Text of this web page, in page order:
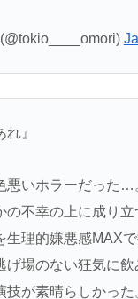
れ』
悪いホラーだった…
の不幸の上に成り
生理的嫌悪感MAX
げ場のない狂気に飲
技が素晴らしかっ